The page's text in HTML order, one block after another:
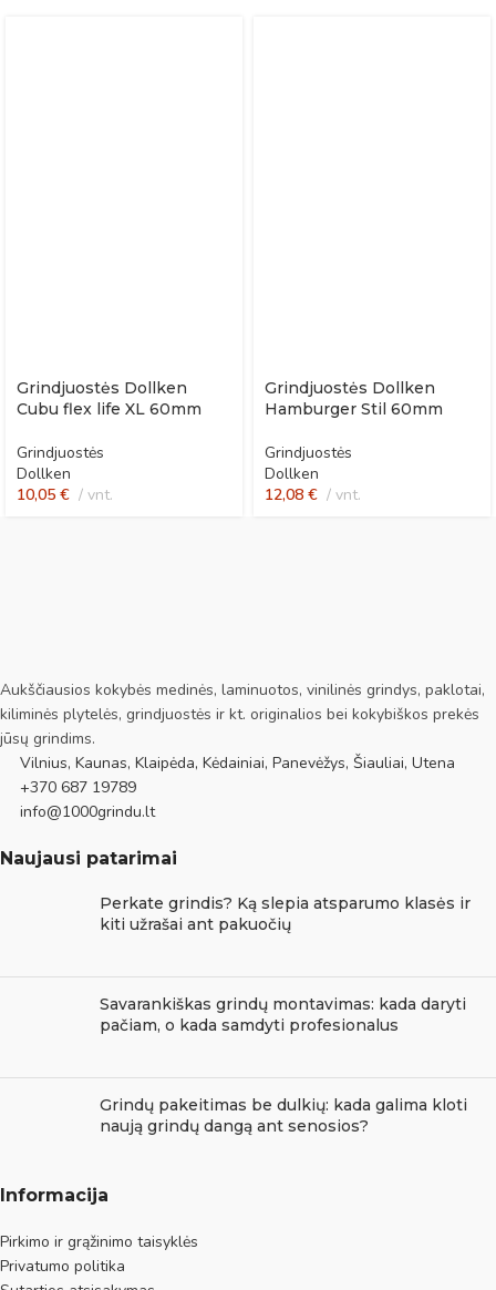
Grindjuostės Dollken
Cubu flex life XL 60mm
Grindjuostės
Dollken
10,05 € vnt.
Grindjuostės Dollken
Hamburger Stil 60mm
Grindjuostės
Dollken
12,08 € vnt.
Aukščiausios kokybės medinės, laminuotos, vinilinės grindys, paklotai,
kiliminės plytelės, grindjuostės ir kt. originalios bei kokybiškos prekės
jūsų grindims.
Vilnius, Kaunas, Klaipėda, Kėdainiai, Panevėžys, Šiauliai, Utena
+370 687 19789
info@1000grindu.lt
Naujausi patarimai
Perkate grindis? Ką slepia atsparumo klasės ir
kiti užrašai ant pakuočių
Savarankiškas grindų montavimas: kada daryti
pačiam, o kada samdyti profesionalus
Grindų pakeitimas be dulkių: kada galima kloti
naują grindų dangą ant senosios?
Informacija
Pirkimo ir grąžinimo taisyklės
Privatumo politika